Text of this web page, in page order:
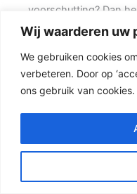
Wij waarderen uw
We gebruiken cookies
verbeteren. Door op
ons gebruik van cookies.
voorschutting? Dan
naar de situatie in uw
Schuttingen helpt
denkt mee over een
Een nette
een paar schermen
uitstraling, dan kan
hoge betonplaat of
Ook de ondergrond,